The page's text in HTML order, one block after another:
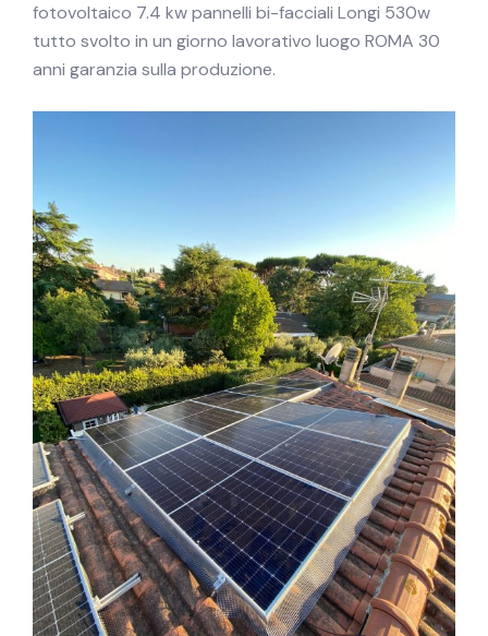
fotovoltaico 7.4 kw pannelli bi-facciali Longi 530w
tutto svolto in un giorno lavorativo luogo ROMA 30
anni garanzia sulla produzione.